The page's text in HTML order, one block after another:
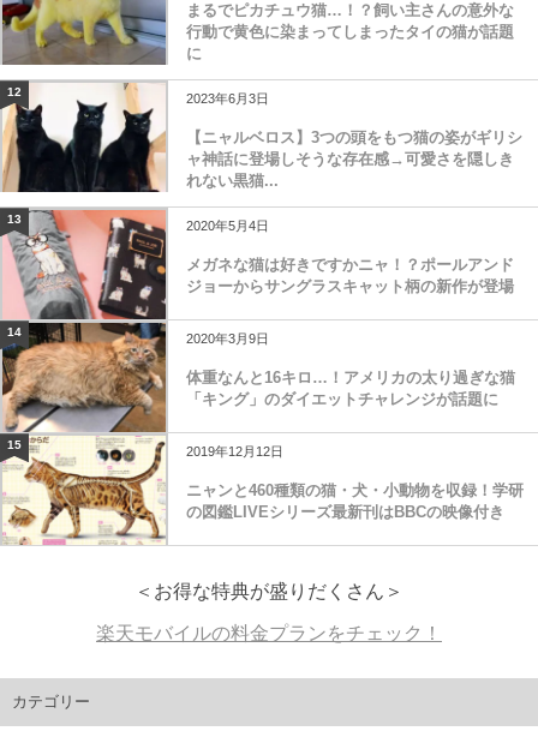
まるでピカチュウ猫…！？飼い主さんの意外な
行動で黄色に染まってしまったタイの猫が話題
に
12 2023年6月3日
【ニャルベロス】3つの頭をもつ猫の姿がギリシ
ャ神話に登場しそうな存在感→可愛さを隠しき
れない黒猫...
13 2020年5月4日
メガネな猫は好きですかニャ！？ポールアンド
ジョーからサングラスキャット柄の新作が登場
14 2020年3月9日
体重なんと16キロ…！アメリカの太り過ぎな猫
「キング」のダイエットチャレンジが話題に
15 2019年12月12日
ニャンと460種類の猫・犬・小動物を収録！学研
の図鑑LIVEシリーズ最新刊はBBCの映像付き
＜お得な特典が盛りだくさん＞
楽天モバイルの料金プランをチェック！
カテゴリー